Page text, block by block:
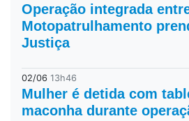
Operação integrada
Motopatrulhamento
Justiça
02/06 13h46
Mulher é detida com
maconha durante